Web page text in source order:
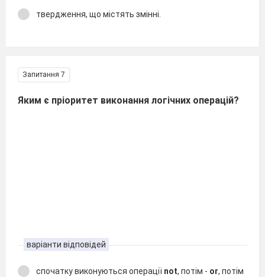
твердження, що містять змінні.
Запитання 7
Яким є пріоритет виконання логічних операцій?
варіанти відповідей
спочатку виконуються операції not, потім - or, потім